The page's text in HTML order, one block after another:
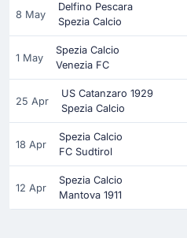
8 May
Delfino Pescara
Spezia Calcio
1 May
Spezia Calcio
Venezia FC
25 Apr
US Catanzaro 1929
Spezia Calcio
18 Apr
Spezia Calcio
FC Sudtirol
12 Apr
Spezia Calcio
Mantova 1911